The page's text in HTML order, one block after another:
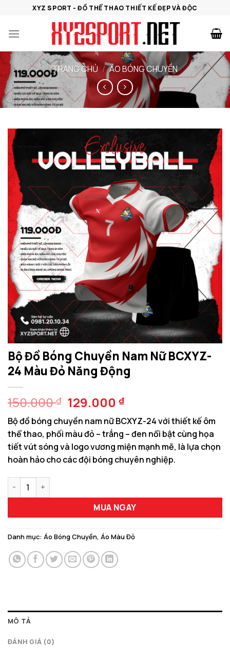
nội
XYZ SPORT - ĐỒ THỂ THAO THIẾT KẾ ĐẸP VÀ ĐỘC
TRANG CHỦ / ÁO BÓNG CHUYỀN
Bộ Đồ Bóng Chuyền Nam Nữ BCXYZ-
24 Màu Đỏ Năng Động
150.000₫ Giá
gốc
là:
150.000 ₫.
129.000₫Giá
hiện
tại
là:
129.000 ₫.
Bộ đồ bóng chuyền nam nữ BCXYZ-24 với thiết kế ôm
thể thao, phối màu đỏ – trắng – đen nổi bật cùng họa
tiết vút sóng và logo vương miện mạnh mẽ, là lựa chọn
hoàn hảo cho các đội bóng chuyên nghiệp.
Bộ Đồ Bóng Chuyền Nam Nữ BCXYZ-24 Màu Đỏ Năng Động số
MUA NGAY
Danh mục: Áo Bóng Chuyền, Áo Màu Đỏ
MÔ TẢ
ĐÁNH GIÁ (0)